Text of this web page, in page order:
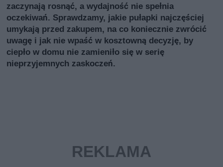
zaczynają rosnąć, a wydajność nie spełnia
oczekiwań. Sprawdzamy, jakie pułapki najczęściej
umykają przed zakupem, na co koniecznie zwrócić
uwagę i jak nie wpaść w kosztowną decyzję, by
ciepło w domu nie zamieniło się w serię
nieprzyjemnych zaskoczeń.